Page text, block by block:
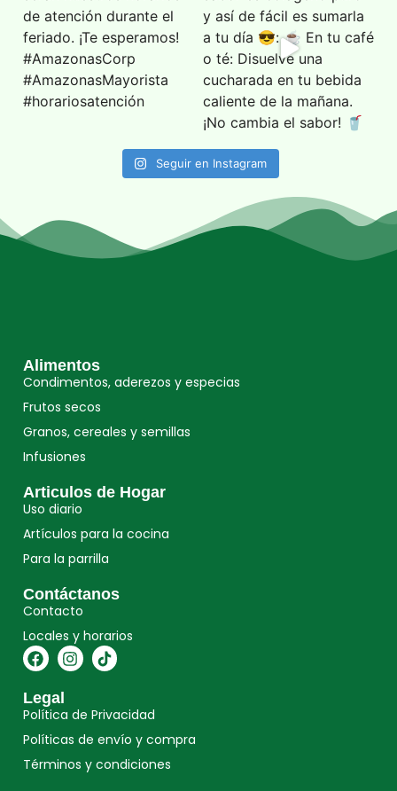
Seguir en Instagram
Alimentos
Condimentos, aderezos y especias
Frutos secos
Granos, cereales y semillas
Infusiones
Articulos de Hogar
Uso diario
Artículos para la cocina
Para la parrilla
Contáctanos
Contacto
Locales y horarios
Legal
Política de Privacidad
Políticas de envío y compra
Términos y condiciones